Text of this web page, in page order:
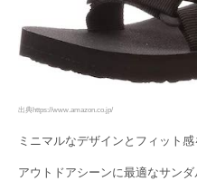
出典https://www.amazon.co.jp/
ミニマルなデザインとフィット感
アウトドアシーンに最適なサン